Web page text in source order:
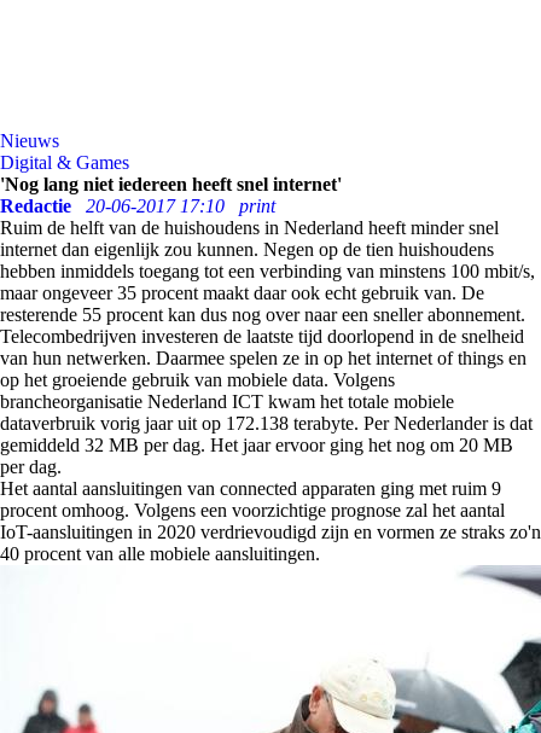
Nieuws
Digital & Games
'Nog lang niet iedereen heeft snel internet'
Redactie
20-06-2017 17:10
print
Ruim de helft van de huishoudens in Nederland heeft minder snel
internet dan eigenlijk zou kunnen. Negen op de tien huishoudens
hebben inmiddels toegang tot een verbinding van minstens 100 mbit/s,
maar ongeveer 35 procent maakt daar ook echt gebruik van. De
resterende 55 procent kan dus nog over naar een sneller abonnement.
Telecombedrijven investeren de laatste tijd doorlopend in de snelheid
van hun netwerken. Daarmee spelen ze in op het internet of things en
op het groeiende gebruik van mobiele data. Volgens
brancheorganisatie Nederland ICT kwam het totale mobiele
dataverbruik vorig jaar uit op 172.138 terabyte. Per Nederlander is dat
gemiddeld 32 MB per dag. Het jaar ervoor ging het nog om 20 MB
per dag.
Het aantal aansluitingen van connected apparaten ging met ruim 9
procent omhoog. Volgens een voorzichtige prognose zal het aantal
IoT-aansluitingen in 2020 verdrievoudigd zijn en vormen ze straks zo'n
40 procent van alle mobiele aansluitingen.